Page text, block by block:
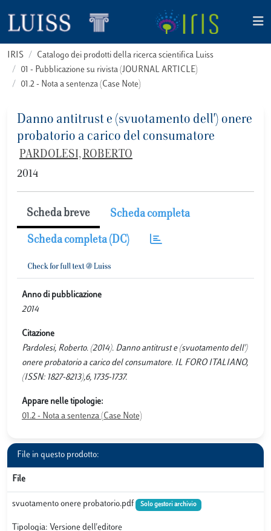
IRIS
Catalogo dei prodotti della ricerca scientifica Luiss
01 - Pubblicazione su rivista (JOURNAL ARTICLE)
01.2 - Nota a sentenza (Case Note)
Danno antitrust e (svuotamento dell') onere
probatorio a carico del consumatore
PARDOLESI, ROBERTO
2014
Scheda breve Scheda completa
Scheda completa (DC)
Anno di pubblicazione
2014
Citazione
Pardolesi, Roberto. (2014). Danno antitrust e (svuotamento dell')
onere probatorio a carico del consumatore. IL FORO ITALIANO,
(ISSN: 1827-8213),6, 1735-1737.
Appare nelle tipologie:
01.2 - Nota a sentenza (Case Note)
File in questo prodotto:
File
svuotamento onere probatorio.pdf Solo gestori archivio
Tipologia: Versione dell'editore